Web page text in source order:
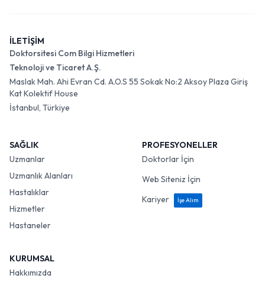
İLETİŞİM
Doktorsitesi Com Bilgi Hizmetleri
Teknoloji ve Ticaret A.Ş.
Maslak Mah. Ahi Evran Cd. A.O.S 55 Sokak No:2 Aksoy Plaza Giriş
Kat Kolektif House
İstanbul, Türkiye
SAĞLIK
Uzmanlar
Uzmanlık Alanları
Hastalıklar
Hizmetler
Hastaneler
PROFESYONELLER
Doktorlar İçin
Web Siteniz İçin
Kariyer
İşe Alım
KURUMSAL
Hakkımızda